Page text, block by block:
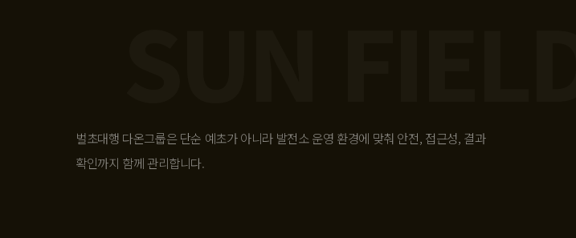
벌초대행 다온그룹은 단순 예초가 아니라 발전소 운영 환경에 맞춰 안전, 접근성, 결과
확인까지 함께 관리합니다.